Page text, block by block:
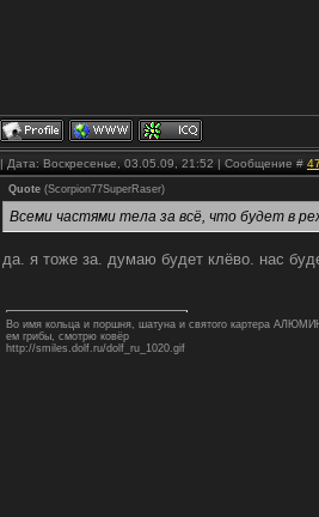
| Дата: Воскресенье, 03.05.09, 21:52 | Сообщение # 47
Quote (Scorpion77SuperRaser)
Всеми частями тела за всё, что будет в
да. я тоже за. думаю будет клёво. нас
Во имя кольца и поршня, шатуна и святого картера
ем грибы, смотрю ковёр
http://smiles.dolf.ru/dolf_ru_1020.gif